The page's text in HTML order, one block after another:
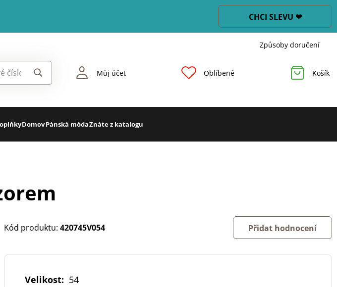
CHCI SLEVU ❤
Způsoby doručení
Můj účet Oblíbené Košík
DomovPánská módaZnáte z katalogu
Kód produktu: 420745V054 Přidat hodnocení
Velikost: 54